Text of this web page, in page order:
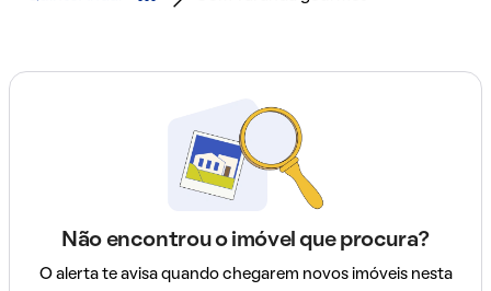
Não encontrou o imóvel que procura?
O alerta te avisa quando chegarem novos imóveis nesta